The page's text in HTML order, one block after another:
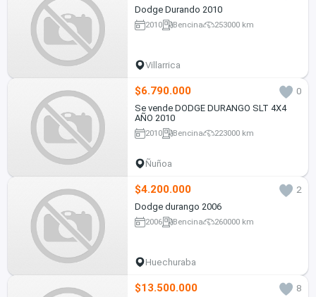
Dodge Durando 2010
2010 Bencina 253000 km
Villarrica
$6.790.000
0
Se vende DODGE DURANGO SLT 4X4
AÑO 2010
2010 Bencina 223000 km
Ñuñoa
$4.200.000
2
Dodge durango 2006
2006 Bencina 260000 km
Huechuraba
$13.500.000
8